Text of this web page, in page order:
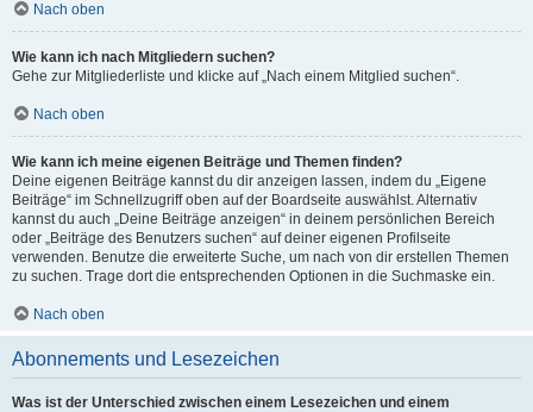
Nach oben
Wie kann ich nach Mitgliedern suchen?
Gehe zur Mitgliederliste und klicke auf „Nach einem Mitglied suchen“.
Nach oben
Wie kann ich meine eigenen Beiträge und Themen finden?
Deine eigenen Beiträge kannst du dir anzeigen lassen, indem du „Eigene
Beiträge“ im Schnellzugriff oben auf der Boardseite auswählst. Alternativ
kannst du auch „Deine Beiträge anzeigen“ in deinem persönlichen Bereich
oder „Beiträge des Benutzers suchen“ auf deiner eigenen Profilseite
verwenden. Benutze die erweiterte Suche, um nach von dir erstellen Themen
zu suchen. Trage dort die entsprechenden Optionen in die Suchmaske ein.
Nach oben
Abonnements und Lesezeichen
Was ist der Unterschied zwischen einem Lesezeichen und einem